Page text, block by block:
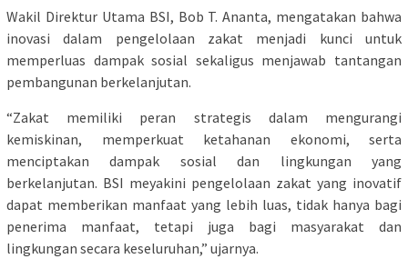
Wakil Direktur Utama BSI, Bob T. Ananta, mengatakan bahwa
inovasi dalam pengelolaan zakat menjadi kunci untuk
memperluas dampak sosial sekaligus menjawab tantangan
pembangunan berkelanjutan.
“Zakat memiliki peran strategis dalam mengurangi
kemiskinan, memperkuat ketahanan ekonomi, serta
menciptakan dampak sosial dan lingkungan yang
berkelanjutan. BSI meyakini pengelolaan zakat yang inovatif
dapat memberikan manfaat yang lebih luas, tidak hanya bagi
penerima manfaat, tetapi juga bagi masyarakat dan
lingkungan secara keseluruhan,” ujarnya.